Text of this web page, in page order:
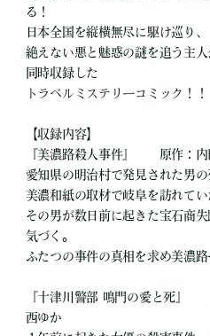
る！
日本全国を縦横無尽に駆け巡り、
絶えない悪と魅惑の謎を追う主
同時収録した
トラベルミステリーコミック！！
【収録内容】
『美濃路殺人事件』 原作：
愛知県の明治村で発見された男の
美濃和紙の取材で岐阜を訪れてい
その男が数日前に起きた宝石商
気づく。
ふたつの事件の真相を求め美濃
『十津川警部 鳴門の愛と死
西ゆか